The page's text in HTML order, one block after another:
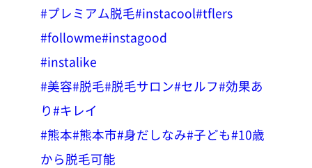
#プレミアム脱毛#instacool#tflers
#followme#instagood
#instalike
#美容#脱毛#脱毛サロン#セルフ#効果あ
り#キレイ
#熊本#熊本市#身だしなみ#子ども#10歳
から脱毛可能